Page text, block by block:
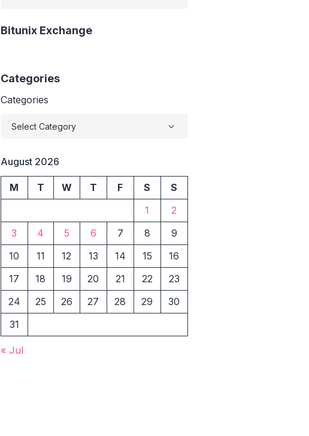
Bitunix Exchange
Categories
Categories
August 2026
M T W T F S
S
1
2
3
4 5 6 7 8
9
10
11 12 13 14 15
16
17
18 19 20 21 22
23
24
25 26 27 28 29
30
31
« Jul